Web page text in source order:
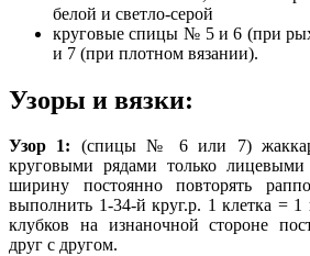
белой и светло-серой
круговые спицы № 5 и 6 (при
и 7 (при плотном вязании).
Узоры и вязки:
Узор 1: (спицы № 6 или 7)
круговыми рядами только
ширину постоянно повторять
выполнить 1-34-й круг.р. 1 клетка =
клубков на изнаночной стороне
друг с другом.